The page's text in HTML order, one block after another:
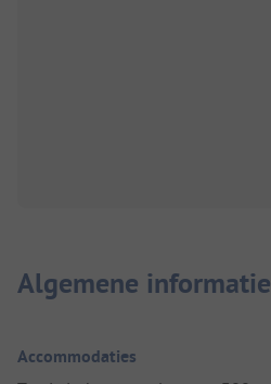
Algemene informatie
Accommodaties